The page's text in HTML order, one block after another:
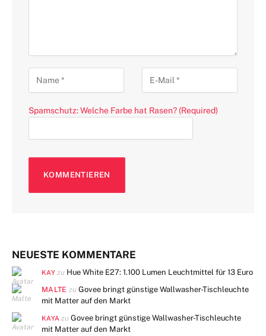
Spamschutz: Welche Farbe hat Rasen? (Required)
NEUESTE KOMMENTARE
KAY zu Hue White E27: 1.100 Lumen Leuchtmittel für 13 Euro
MALTE zu Govee bringt günstige Wallwasher-Tischleuchte
mit Matter auf den Markt
KAYA zuGovee bringt günstige Wallwasher-Tischleuchte
mit Matter auf den Markt